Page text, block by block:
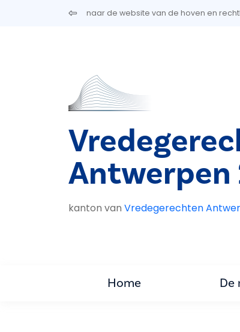
Overslaan en naar de inhoud gaan
naar de website van de hoven en
Antwerpen
kanton van Vredegerechten
Home De